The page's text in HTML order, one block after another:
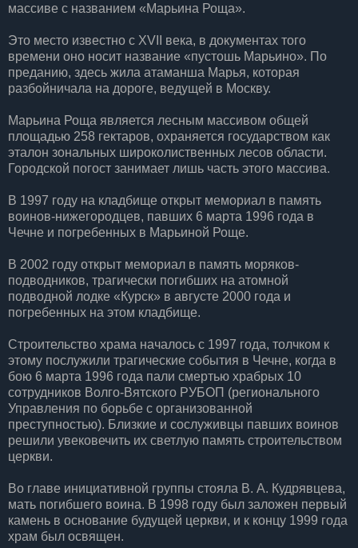
массиве с названием «Марьина Роща».
Это место известно с XVII века, в документах того
времени оно носит название «пустошь Марьино». По
преданию, здесь жила атаманша Марья, которая
разбойничала на дороге, ведущей в Москву.
Марьина Роща является лесным массивом общей
площадью 258 гектаров, охраняется государством как
эталон зональных широколиственных лесов области.
Городской погост занимает лишь часть этого массива.
В 1997 году на кладбище открыт мемориал в память
воинов-нижегородцев, павших 6 марта 1996 года в
Чечне и погребенных в Марьиной Роще.
В 2002 году открыт мемориал в память моряков-
подводников, трагически погибших на атомной
подводной лодке «Курск» в августе 2000 года и
погребенных на этом кладбище.
Строительство храма началось с 1997 года, толчком к
этому послужили трагические события в Чечне, когда в
бою 6 марта 1996 года пали смертью храбрых 10
сотрудников Волго-Вятского РУБОП (регионального
Управления по борьбе с организованной
преступностью). Близкие и сослуживцы павших воинов
решили увековечить их светлую память строительством
церкви.
Во главе инициативной группы стояла В. А. Кудрявцева,
мать погибшего воина. В 1998 году был заложен первый
камень в основание будущей церкви, и к концу 1999 года
храм был освящен.